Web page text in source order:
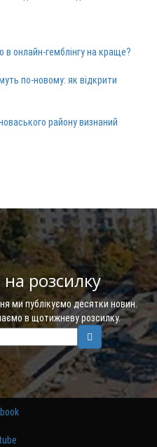
онлайн-гемблінгу на краще?
по-новому: як відкрити
району визнаний
розсилку
ми публікуємо десятки новин.
в щотижневу розсилку.